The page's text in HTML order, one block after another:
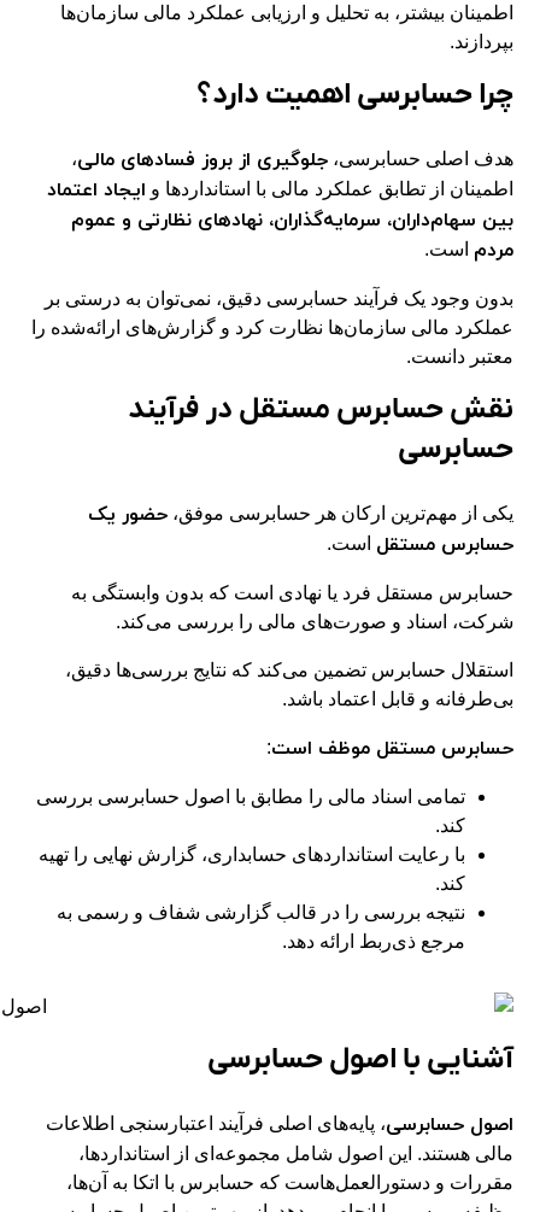
اطمینان بیشتر، به تحلیل و ارزیابی عملکرد مالی سازمان‌ها
بپردازند.
چرا حسابرسی اهمیت دارد؟
هدف اصلی حسابرسی،جلوگیری از بروز فسادهای مالی،
اطمینان از تطابق عملکرد مالی با استانداردها و ایجاد اعتماد
بین سهام‌داران، سرمایه‌گذاران، نهادهای نظارتی و عموم
مردم است.
بدون وجود یک فرآیند حسابرسی دقیق، نمی‌توان به درستی بر
عملکرد مالی سازمان‌ها نظارت کرد و گزارش‌های ارائه‌شده را
معتبر دانست.
نقش حسابرس مستقل در فرآیند
حسابرسی
یکی از مهم‌ترین ارکان هر حسابرسی موفق،حضور یک
حسابرس مستقل است.
حسابرس مستقل فرد یا نهادی است که بدون وابستگی به
شرکت، اسناد و صورت‌های مالی را بررسی می‌کند.
استقلال حسابرس تضمین می‌کند که نتایج بررسی‌ها دقیق،
بی‌طرفانه و قابل اعتماد باشد.
حسابرس مستقل موظف است:
تمامی اسناد مالی را مطابق با اصول حسابرسی بررسی
کند.
با رعایت استانداردهای حسابداری، گزارش نهایی را تهیه
کند.
نتیجه بررسی را در قالب گزارشی شفاف و رسمی به
مرجع ذی‌ربط ارائه دهد.
آشنایی با اصول حسابرسی
اصول حسابرسی، پایه‌های اصلی فرآیند اعتبارسنجی اطلاعات
مالی هستند. این اصول شامل مجموعه‌ای از استانداردها،
مقررات و دستورالعمل‌هاست که حسابرس با اتکا به آن‌ها،